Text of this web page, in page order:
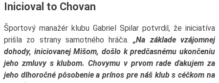
Inicioval to Chovan
Športový manažér klubu Gabriel Spilar potvrdil, že iniciatíva
prišla zo strany samotného hráča.„Na základe vzájomnej
dohody, iniciovanej Mišom, došlo k predčasnému ukončeniu
jeho zmluvy s klubom. Chovymu v prvom rade ďakujem za
jeho dlhoročné pôsobenie a prínos pre náš klub s céčkom na